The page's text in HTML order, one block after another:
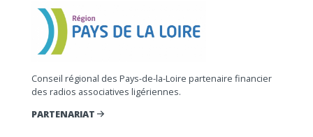
Conseil régional des Pays-de-la-Loire partenaire financier
des radios associatives ligériennes.
PARTENARIAT